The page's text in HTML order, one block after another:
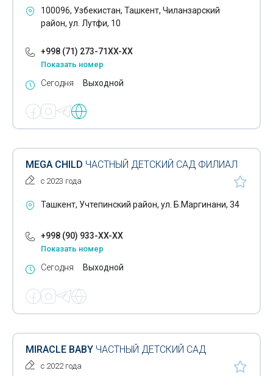
100096, Узбекистан, Ташкент, Чиланзарский
район, ул. Лутфи, 10
+998 (71) 273-71XX-XX
Показать номер
Сегодня Выходной
MEGA CHILD ЧАСТНЫЙ ДЕТСКИЙ САД ФИЛИАЛ
с 2023 года
Ташкент, Учтепинский район, ул. Б.Маргинани, 34
+998 (90) 933-XX-XX
Показать номер
Сегодня Выходной
MIRACLE BABY ЧАСТНЫЙ ДЕТСКИЙ САД
с 2022 года